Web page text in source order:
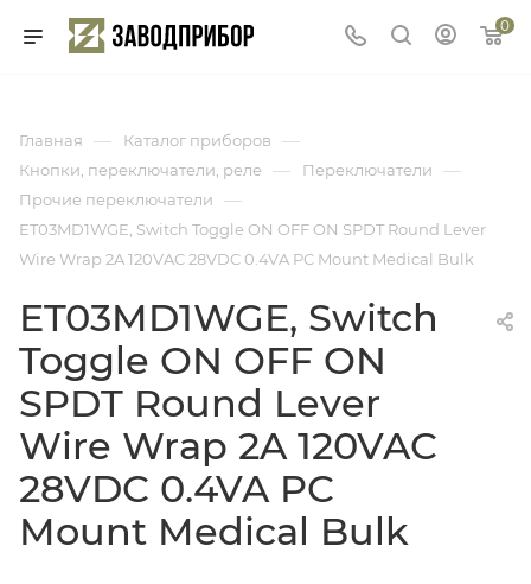
0
Главная — Каталог приборов —
Кнопки, переключатели, реле — Переключатели —
Прочие переключатели —
ET03MD1WGE, Switch Toggle ON OFF ON SPDT Round Lever
Wire Wrap 2A 120VAC 28VDC 0.4VA PC Mount Medical Bulk
ET03MD1WGE, Switch
Toggle ON OFF ON
SPDT Round Lever
Wire Wrap 2A 120VAC
28VDC 0.4VA PC
Mount Medical Bulk